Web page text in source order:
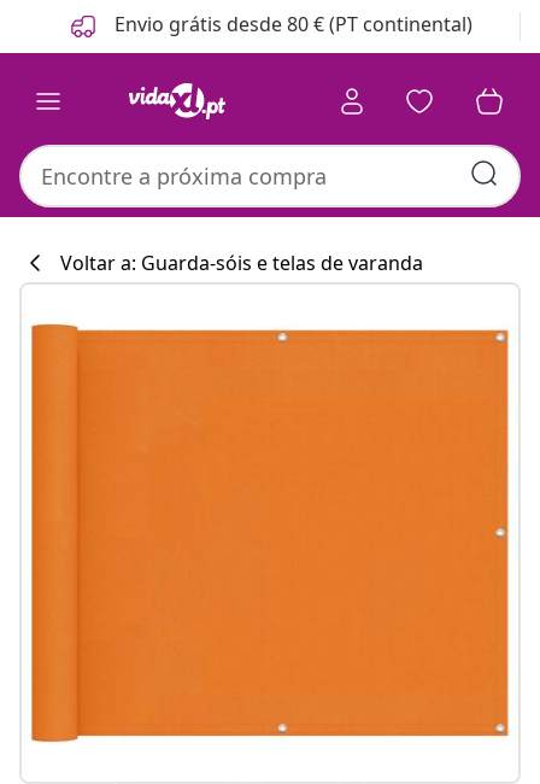
Anterior
Seguinte Envio grátis desde 80 € (PT continental)
Voltar a: Guarda-sóis e telas de varanda